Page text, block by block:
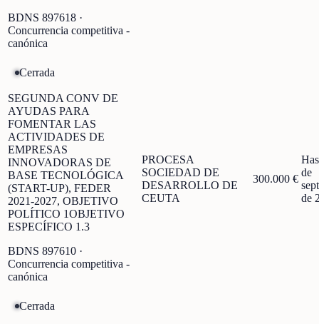
BDNS 897618 ·
Concurrencia competitiva -
canónica
Cerrada
SEGUNDA CONV DE
AYUDAS PARA
FOMENTAR LAS
ACTIVIDADES DE
EMPRESAS
INNOVADORAS DE
BASE TECNOLÓGICA
(START-UP), FEDER
2021-2027, OBJETIVO
POLÍTICO 1OBJETIVO
ESPECÍFICO 1.3
BDNS 897610 ·
Concurrencia competitiva -
canónica
PROCESA
SOCIEDAD DE
DESARROLLO DE
CEUTA
300.000 €
de
de
Cerrada